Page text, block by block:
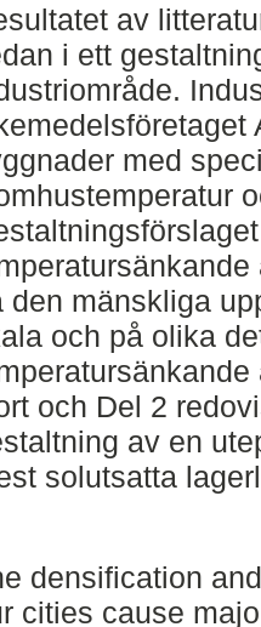
av
i ett
med
den mänskliga
och på olika
och Del 2
av en
solutsatta
densification
cities cause